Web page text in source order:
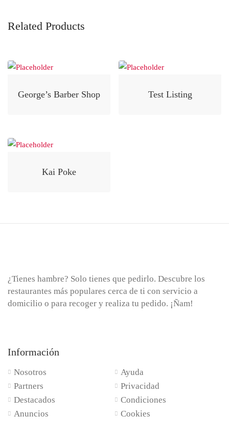
Related Products
George’s Barber Shop Test Listing
Kai Poke
¿Tienes hambre? Solo tienes que pedirlo. Descubre los
restaurantes más populares cerca de ti con servicio a
domicilio o para recoger y realiza tu pedido. ¡Ñam!
Información
Nosotros
Partners
Destacados
Anuncios
Ayuda
Privacidad
Condiciones
Cookies